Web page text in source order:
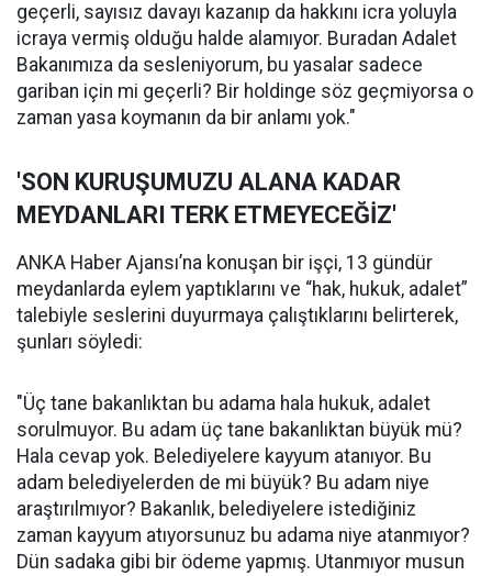
geçerli, sayısız davayı kazanıp da hakkını icra yoluyla
icraya vermiş olduğu halde alamıyor. Buradan Adalet
Bakanımıza da sesleniyorum, bu yasalar sadece
gariban için mi geçerli? Bir holdinge söz geçmiyorsa o
zaman yasa koymanın da bir anlamı yok."
'SON KURUŞUMUZU ALANA KADAR
MEYDANLARI TERK ETMEYECEĞİZ'
ANKA Haber Ajansı’na konuşan bir işçi, 13 gündür
meydanlarda eylem yaptıklarını ve “hak, hukuk, adalet”
talebiyle seslerini duyurmaya çalıştıklarını belirterek,
şunları söyledi:
"Üç tane bakanlıktan bu adama hala hukuk, adalet
sorulmuyor. Bu adam üç tane bakanlıktan büyük mü?
Hala cevap yok. Belediyelere kayyum atanıyor. Bu
adam belediyelerden de mi büyük? Bu adam niye
araştırılmıyor? Bakanlık, belediyelere istediğiniz
zaman kayyum atıyorsunuz bu adama niye atanmıyor?
Dün sadaka gibi bir ödeme yapmış. Utanmıyor musun